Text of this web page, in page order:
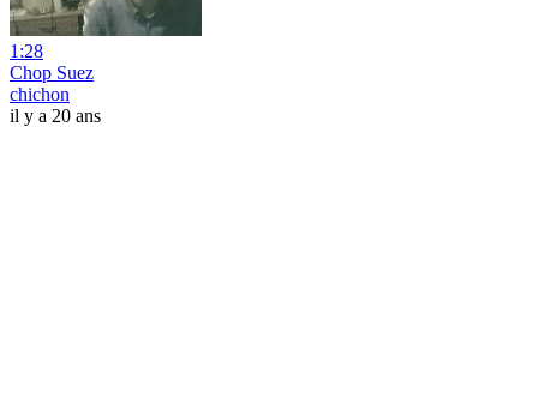
1:28
Chop Suez
chichon
il y a 20 ans